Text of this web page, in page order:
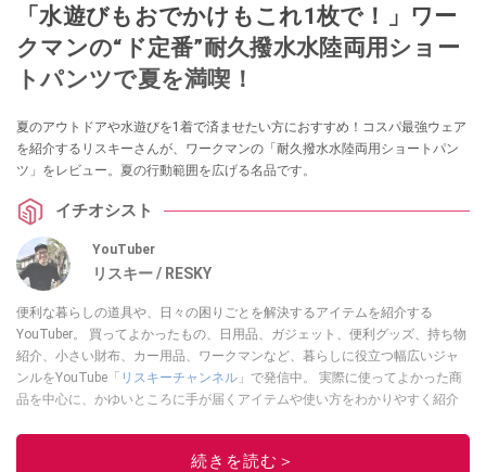
「水遊びもおでかけもこれ1枚で！」ワー
クマンの“ド定番”耐久撥水水陸両用ショー
トパンツで夏を満喫！
夏のアウトドアや水遊びを1着で済ませたい方におすすめ！コスパ最強ウェア
を紹介するリスキーさんが、ワークマンの「耐久撥水水陸両用ショートパン
ツ」をレビュー。夏の行動範囲を広げる名品です。
イチオシスト
YouTuber
リスキー / RESKY
便利な暮らしの道具や、日々の困りごとを解決するアイテムを紹介する
YouTuber。 買ってよかったもの、日用品、ガジェット、便利グッズ、持ち物
紹介、小さい財布、カー用品、ワークマンなど、暮らしに役立つ幅広いジャ
ンルをYouTube「 リスキーチャンネル 」で発信中。 実際に使ってよかった商
品を中心に、かゆいところに手が届くアイテムや使い方をわかりやすく紹介
このイチオシストの他の記事を読む
続きを読む＞